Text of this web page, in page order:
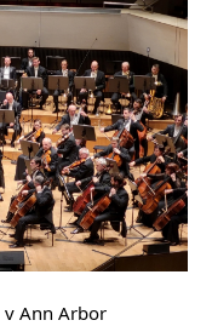
v Ann Arbor